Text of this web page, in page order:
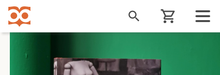
Liigu
edasi
põhisisu
juurde